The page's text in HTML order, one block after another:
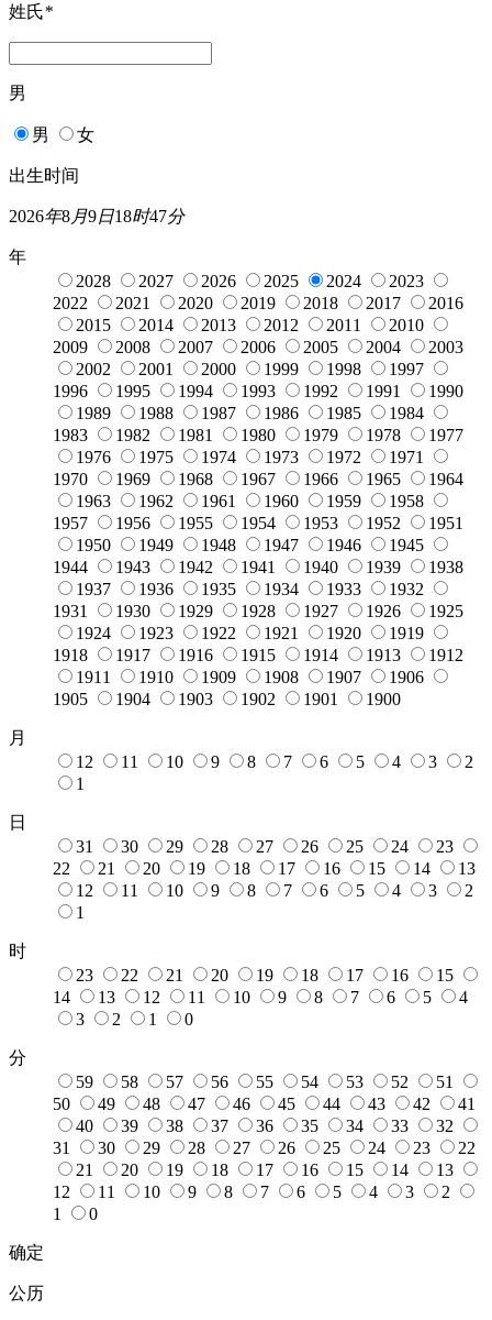
姓氏*
男
男 女
出生时间
2026年8月9日18时47分
年
2028
2027 2026 2025 2024
2023
2022
2021 2020 2019 2018 2017
2016
2015
2014 2013 2012 2011
2010
2009
2008 2007 2006 2005 2004
2003
2002
2001 2000 1999 1998
1997
1996
1995 1994 1993 1992 1991
1990
1989
1988 1987 1986 1985
1984
1983
1982 1981 1980 1979 1978
1977
1976
1975 1974 1973 1972
1971
1970
1969 1968 1967 1966 1965
1964
1963
1962 1961 1960 1959
1958
1957
1956 1955 1954 1953 1952
1951
1950
1949 1948 1947 1946
1945
1944
1943 1942 1941 1940 1939
1938
1937
1936 1935 1934 1933
1932
1931
1930 1929 1928 1927 1926
1925
1924
1923 1922 1921 1920
1919
1918
1917 1916 1915 1914 1913
1912
1911
1910 1909 1908 1907
1906
1905
1904 1903 1902 1901 1900
月
12
11 10 9 8 7 6 5 4 3
2
1
日
31
30 29 28 27 26 25 24
23
22
21 20 19 18 17 16 15 14
13
12
11 10 9 8 7 6 5 4 3
2
1
时
23
22 21 20 19 18 17 16
15
14
13 12 11 10 9 8 7 6 5
4
3
2 1 0
分
59
58 57 56 55 54 53 52
51
50
49 48 47 46 45 44 43 42
41
40
39 38 37 36 35 34 33
32
31
30 29 28 27 26 25 24 23
22
21
20 19 18 17 16 15 14
13
12
11 10 9 8 7 6 5 4 3
2
1
0
确定
公历